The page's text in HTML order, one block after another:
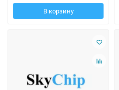
В корзину